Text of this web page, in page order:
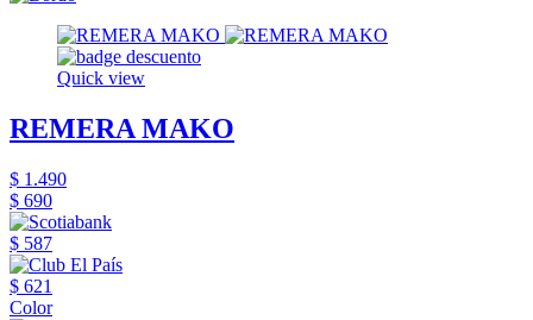
Quick view
REMERA MAKO
$ 1.490
$ 690
$ 587
$ 621
Color